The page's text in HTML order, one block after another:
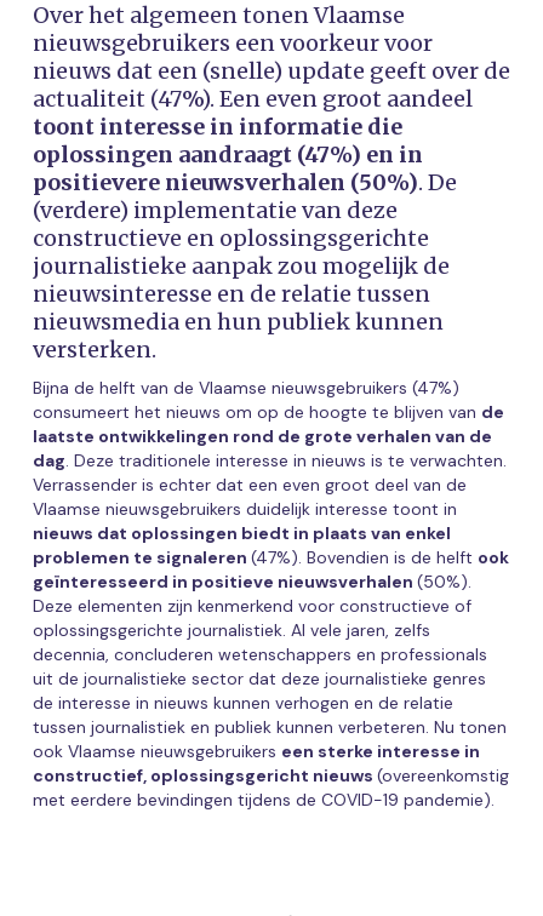
Over het algemeen tonen Vlaamse
nieuwsgebruikers een voorkeur voor
nieuws dat een (snelle) update geeft over de
actualiteit (47%). Een even groot aandeel
toont interesse in informatie die
oplossingen aandraagt (47%) en in
positievere nieuwsverhalen (50%). De
(verdere) implementatie van deze
constructieve en oplossingsgerichte
journalistieke aanpak zou mogelijk de
nieuwsinteresse en de relatie tussen
nieuwsmedia en hun publiek kunnen
versterken.
Bijna de helft van de Vlaamse nieuwsgebruikers (47%)
consumeert het nieuws om op de hoogte te blijven van de
laatste ontwikkelingen rond de grote verhalen van de
dag. Deze traditionele interesse in nieuws is te verwachten.
Verrassender is echter dat een even groot deel van de
Vlaamse nieuwsgebruikers duidelijk interesse toont in
nieuws dat oplossingen biedt in plaats van enkel
problemen te signaleren (47%). Bovendien is de helft ook
geïnteresseerd in positieve nieuwsverhalen (50%).
Deze elementen zijn kenmerkend voor constructieve of
oplossingsgerichte journalistiek. Al vele jaren, zelfs
decennia, concluderen wetenschappers en professionals
uit de journalistieke sector dat deze journalistieke genres
de interesse in nieuws kunnen verhogen en de relatie
tussen journalistiek en publiek kunnen verbeteren. Nu tonen
ook Vlaamse nieuwsgebruikers een sterke interesse in
constructief, oplossingsgericht nieuws (overeenkomstig
met eerdere bevindingen tijdens de COVID-19 pandemie).